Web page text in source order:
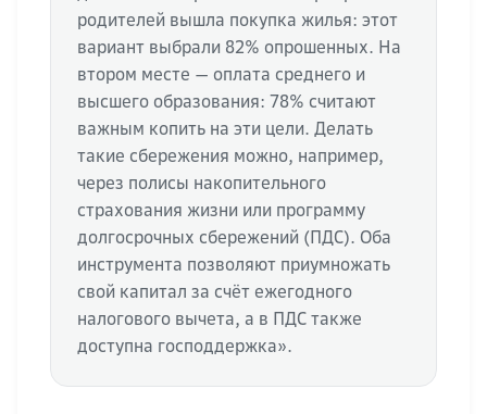
родителей вышла покупка жилья: этот
вариант выбрали 82% опрошенных. На
втором месте — оплата среднего и
высшего образования: 78% считают
важным копить на эти цели. Делать
такие сбережения можно, например,
через полисы накопительного
страхования жизни или программу
долгосрочных сбережений (ПДС). Оба
инструмента позволяют приумножать
свой капитал за счёт ежегодного
налогового вычета, а в ПДС также
доступна господдержка».